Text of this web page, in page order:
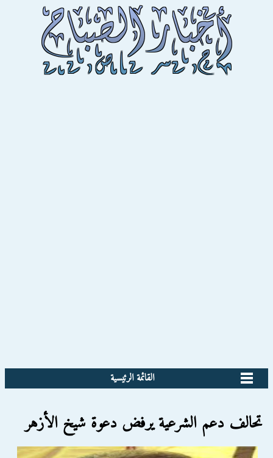
القائمة الرئيسية
تحالف دعم الشرعية يرفض دعوة شيخ الأزهر